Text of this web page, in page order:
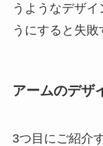
うようなデザ
うにすると失敗
アームのデザ
3つ目にご紹介